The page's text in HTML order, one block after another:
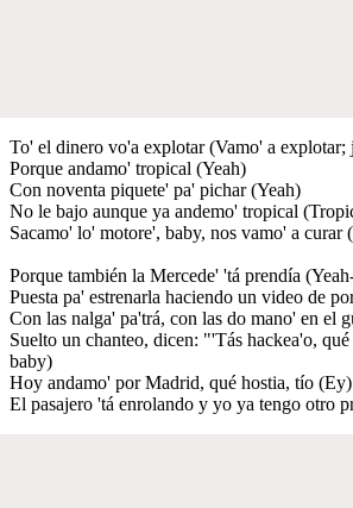
To' el dinero vo'a explotar (Vamo' a explotar;
Porque andamo' tropical (Yeah)
Con noventa piquete' pa' pichar (Yeah)
No le bajo aunque ya andemo' tropical
Sacamo' lo' motore', baby, nos vamo' a curar
Porque también la Mercede' 'tá prendía
Puesta pa' estrenarla haciendo un video de
Con las nalga' pa'trá, con las do mano' en el
Suelto un chanteo, dicen: "'Tás hackea'o,
baby)
Hoy andamo' por Madrid, qué hostia, tío (Ey)
El pasajero 'tá enrolando y yo ya tengo otro